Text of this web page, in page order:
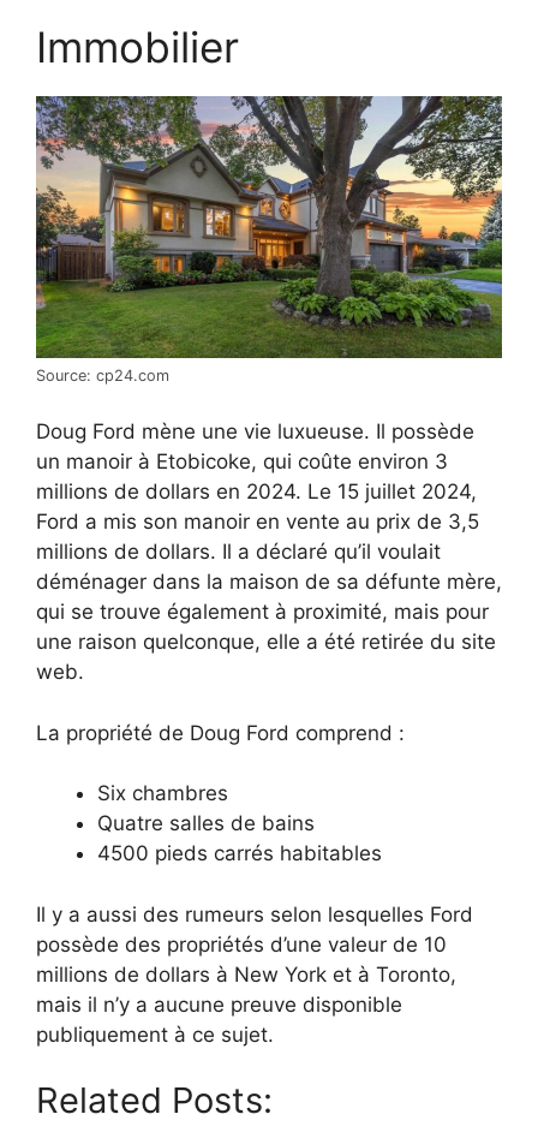
Immobilier
Source: cp24.com
Doug Ford mène une vie luxueuse. Il possède
un manoir à Etobicoke, qui coûte environ 3
millions de dollars en 2024. Le 15 juillet 2024,
Ford a mis son manoir en vente au prix de 3,5
millions de dollars. Il a déclaré qu’il voulait
déménager dans la maison de sa défunte mère,
qui se trouve également à proximité, mais pour
une raison quelconque, elle a été retirée du site
web.
La propriété de Doug Ford comprend :
Six chambres
Quatre salles de bains
4500 pieds carrés habitables
Il y a aussi des rumeurs selon lesquelles Ford
possède des propriétés d’une valeur de 10
millions de dollars à New York et à Toronto,
mais il n’y a aucune preuve disponible
publiquement à ce sujet.
Related Posts: